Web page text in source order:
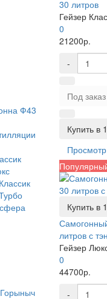
Ф43
30 литров
Гейзер
0
21200р.
-
Под заказ
Купить в
Просмотр
Купить в
литров с
Гейзер
0
44700р.
-